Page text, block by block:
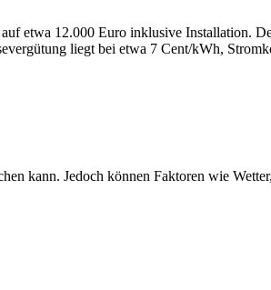
etwa 12.000 Euro inklusive Installation.
liegt bei etwa 7 Cent/kWh,
kann. Jedoch können Faktoren wie